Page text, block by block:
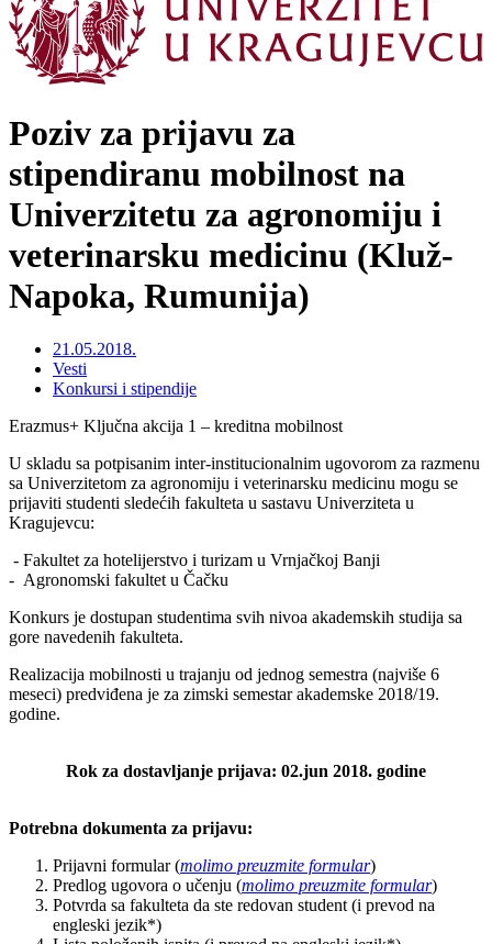
Poziv za prijavu za
stipendiranu mobilnost na
Univerzitetu za agronomiju i
veterinarsku medicinu (Kluž-
Napoka, Rumunija)
21.05.2018.
Vesti
Konkursi i stipendije
Erazmus+ Ključna akcija 1 – kreditna mobilnost
U skladu sa potpisanim inter-institucionalnim ugovorom za razmenu
sa Univerzitetom za agronomiju i veterinarsku medicinu mogu se
prijaviti studenti sledećih fakulteta u sastavu Univerziteta u
Kragujevcu:
- Fakultet za hotelijerstvo i turizam u Vrnjačkoj Banji
- Agronomski fakultet u Čačku
Konkurs je dostupan studentima svih nivoa akademskih studija sa
gore navedenih fakulteta.
Realizacija mobilnosti u trajanju od jednog semestra (najviše 6
meseci) predviđena je za zimski semestar akademske 2018/19.
godine.
Rok za dostavljanje prijava: 02.jun 2018. godine
Potrebna dokumenta za prijavu:
Prijavni formular (molimo preuzmite formular)
Predlog ugovora o učenju (molimo preuzmite formular)
Potvrda sa fakulteta da ste redovan student (i prevod na
engleski jezik*)